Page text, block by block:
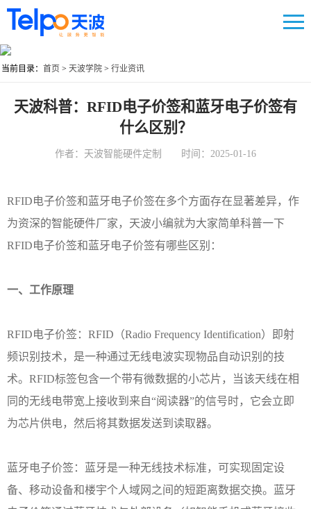
当前目录： 首页 > 天波学院 > 行业资讯
天波科普：RFID电子价签和蓝牙电子价签有
什么区别？
作者：天波智能硬件定制 时间：2025-01-16
RFID电子价签和蓝牙电子价签在多个方面存在显著差异，作
为资深的智能硬件厂家，天波小编就为大家简单科普一下
RFID电子价签和蓝牙电子价签有哪些区别：
一、 工作原理
RFID电子价签：RFID（Radio Frequency Identification）即射
频识别技术，是一种通过无线电波实现物品自动识别的技
术。RFID标签包含一个带有微数据的小芯片，当该天线在相
同的无线电带宽上接收到来自“阅读器”的信号时，它会立即
为芯片供电，然后将其数据发送到读取器。
蓝牙电子价签：蓝牙是一种无线技术标准，可实现固定设
备、移动设备和楼宇个人域网之间的短距离数据交换。蓝牙